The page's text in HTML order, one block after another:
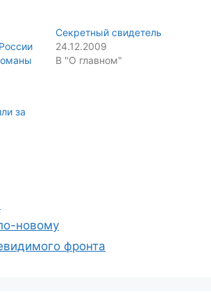
Секретный свидетель
24.12.2009
В "О главном"
за
новому
фронта